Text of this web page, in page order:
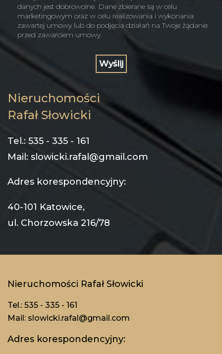
danych jest dobrowolne. Dane zbierane są w celu
marketingowym oraz w celu realizowania i wykonania
zawartej umowy lub do podjęcia działań na Twoje żądanie
przed zawarciem umowy.
Nieruchomości
Rafał Słowicki
Tel.: 535 - 335 - 161
Mail: slowicki.rafal@gmail.com
Adres korespondencyjny:
40-101 Katowice,
ul. Chorzowska 216/78
Nieruchomości Rafał Słowicki
Tel.: 535 - 335 - 161
Mail: slowicki.rafal@gmail.com
Adres korespondencyjny: